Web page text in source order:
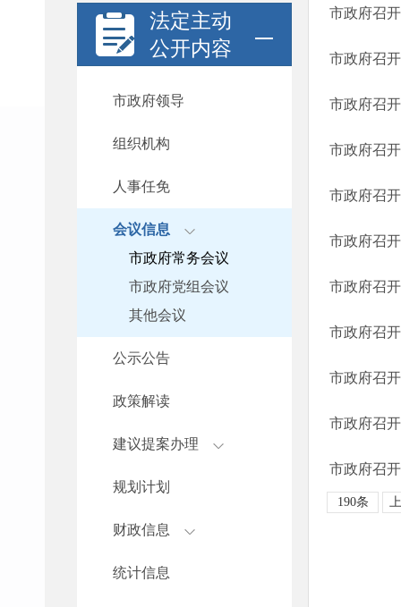
法定主动
公开内容
市政府领导
组织机构
人事任免
会议信息
市政府常务会议
市政府党组会议
其他会议
公示公告
政策解读
建议提案办理
规划计划
财政信息
统计信息
市政府召
市政府召
市政府召
市政府召
市政府召
市政府召
市政府召
市政府召
市政府召
市政府召
市政府召
190条